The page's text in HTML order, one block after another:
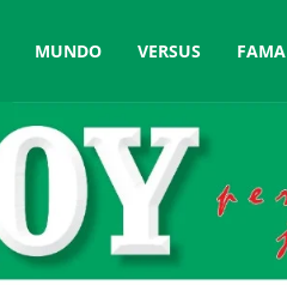
MUNDO VERSUS FAMA